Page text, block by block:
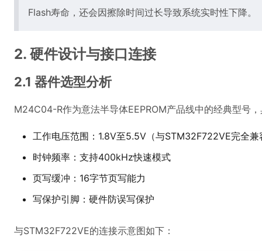
Flash寿命，还会因擦除时间过长导致系统实时性下降。
2. 硬件设计与接口连接
2.1 器件选型分析
M24C04-R作为意法半导体EEPROM产品线中的经典型号
工作电压范围：1.8V至5.5V（与STM32F722VE完全兼
时钟频率：支持400kHz快速模式
页写缓冲：16字节页写能力
写保护引脚：硬件防误写保护
与STM32F722VE的连接示意图如下：